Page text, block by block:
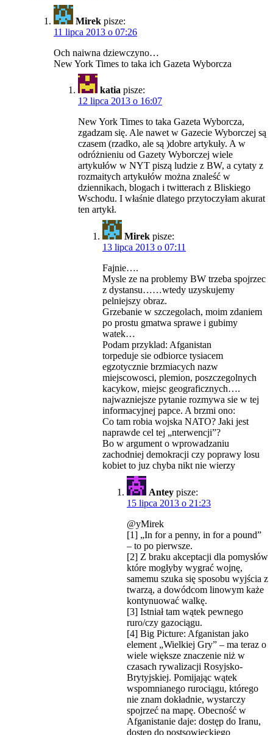
Mirek pisze:
11 lipca 2013 o 07:26
Och naiwna dziewczyno…
New York Times to taka ich Gazeta Wyborcza
katia pisze:
12 lipca 2013 o 16:07
New York Times to taka Gazeta Wyborcza,
zgadzam się. Ale nawet w Gazecie Wyborczej są
czasem (rzadko, ale są )dobre artykuły. A w
odróżnieniu od Gazety Wyborczej wiele
artykułów w NYT piszą ludzie z BW, a cytaty z
rozmaitych artykułów można znaleść w
dziennikach, blogach i twitterach z Bliskiego
Wschodu. I właśnie dlatego przytoczyłam akurat
ten artykł.
Mirek pisze:
13 lipca 2013 o 07:11
Fajnie….
Mysle ze na problemy BW trzeba spojrzec
z dystansu……wtedy uzyskujemy
pelniejszy obraz.
Grzebanie w szczegolach, moim zdaniem
po prostu gmatwa sprawe i gubimy
watek…
Podam przyklad: Afganistan
torpeduje sie odbiorce tysiacem
egzotycznie brzmiacych nazw
miejscowosci, plemion, poszczegolnych
kacykow, miejsc geograficznych….
najwazniejsze pytanie rozmywa sie w tej
informacyjnej papce. A brzmi ono:
Co tam robia wojska NATO? Jaki jest
naprawde cel tej „nterwencji”?
Bo w argument o wprowadzaniu
zachodniej demokracji czy poprawy losu
kobiet to juz chyba nikt nie wierzy
Antey pisze:
15 lipca 2013 o 21:23
@yMirek
[1] „In for a penny, in for a pound”
– to po pierwsze.
[2] Z braku akceptacji dla pomysłów
które mogłyby wygrać wojnę,
samemu szuka się sposobu wyjścia z
twarzą, a dowódcom linowym każe
kontynuować walkę.
[3] Istniał tam wątek pewnego
ruro/czy gazociągu.
[4] Big Picture: Afganistan jako
element „Wielkiej Gry” – ma teraz o
wiele większe znaczenie niż w
czasach rywalizacji Rosyjsko-
Brytyjskiej. Pomijając wątek
wspomnianego rurociągu, którego
nie znam dokładnie, wystarczy
spojrzeć na mapę. Obecność w
Afganistanie daje: dostęp do Iranu,
dostęp do postsowieckiego